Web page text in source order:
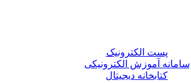
پست الکترونیک
سامانه آموزش الکترونیکی
کتابخانه دیجیتال